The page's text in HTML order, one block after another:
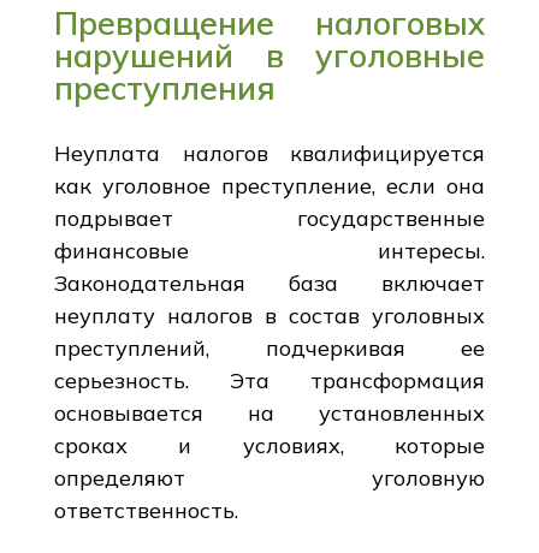
Превращение налоговых
нарушений в уголовные
преступления
Неуплата налогов квалифицируется
как уголовное преступление, если она
подрывает государственные
финансовые интересы.
Законодательная база включает
неуплату налогов в состав уголовных
преступлений, подчеркивая ее
серьезность. Эта трансформация
основывается на установленных
сроках и условиях, которые
определяют уголовную
ответственность.